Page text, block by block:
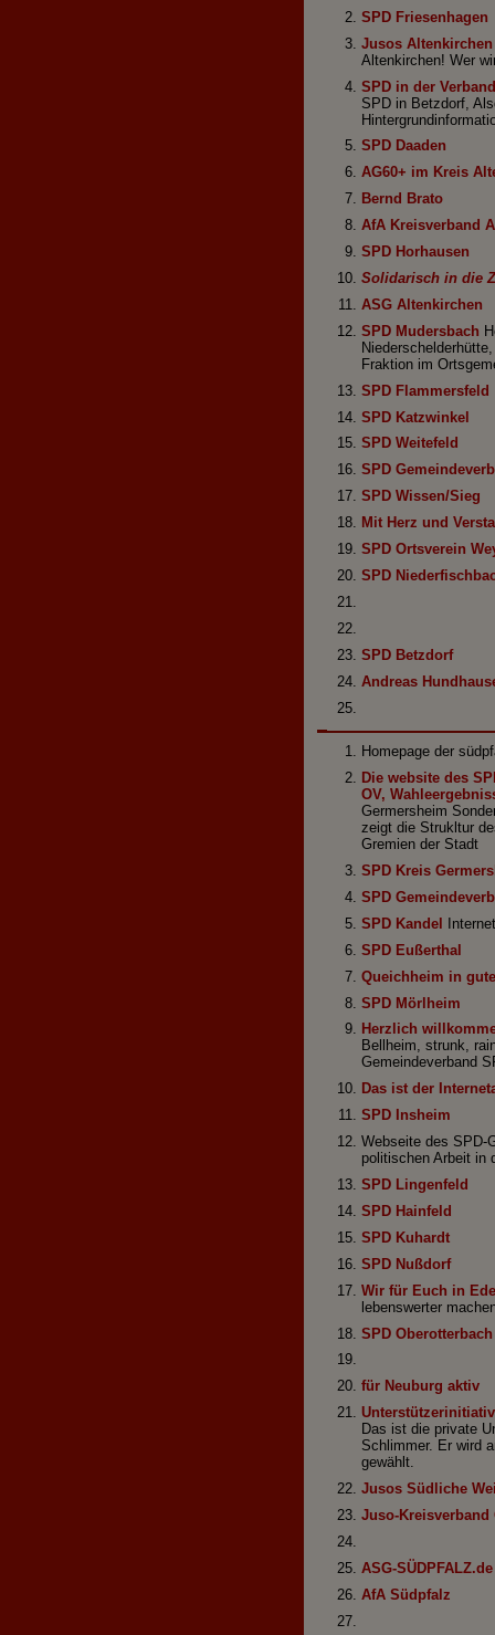
SPD Friesenhagen
Jusos Altenkirchen
Altenkirchen! Wer
SPD in der
SPD in Betzdorf,
SPD Daaden
AG60+ im Kreis
Bernd Brato
AfA Kreisverband
SPD Horhausen
Solidarisch in die
ASG Altenkirchen
SPD Mudersbach
Fraktion im
SPD Flammersfeld
SPD Katzwinkel
SPD Weitefeld
SPD
SPD Wissen/Sieg
Mit Herz und
SPD Ortsverein
SPD
SPD Betzdorf
Andreas
Homepage der
Die website des
OV,
Germersheim
zeigt die Strukltur
Gremien der Stadt
SPD Kreis
SPD
SPD Kandel
SPD Eußerthal
Queichheim in
SPD Mörlheim
Herzlich
Bellheim, strunk,
Gemeindeverband
Das ist der
SPD Insheim
Webseite des SPD-
politischen Arbeit in
SPD Lingenfeld
SPD Hainfeld
SPD Kuhardt
SPD Nußdorf
Wir für Euch in
lebenswerter
SPD Oberotterbach
für Neuburg aktiv
Das ist die private
Schlimmer. Er wird
gewählt.
Jusos Südliche
Juso-Kreisverband
ASG-SÜDPFALZ.de
AfA Südpfalz